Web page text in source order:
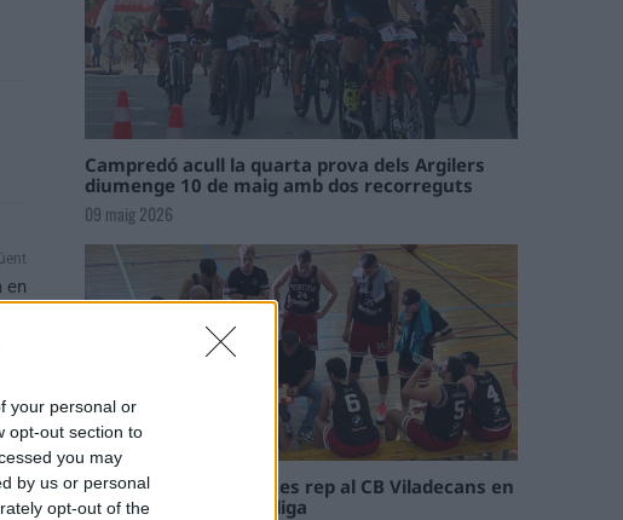
your personal or
opt-out section to
you may
by us or personal
opt-out of the
en
Campredó acull la quarta prova dels Argilers
diumenge 10 de maig amb dos recorreguts
09 maig 2026
El Cantaires amb baixes rep al CB Viladecans en
el tram decisiu de la lliga